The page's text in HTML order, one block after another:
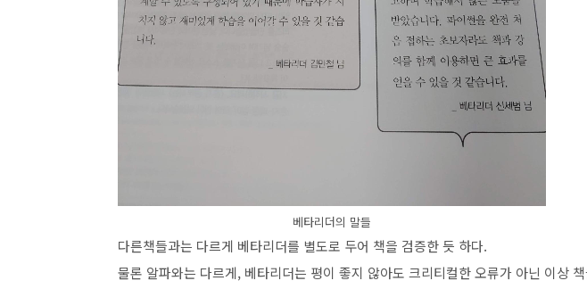
베타리더의 말들
다른책들과는 다르게 베타리더를 별도로 두어 책을 검증한 듯 하다.
물론 알파와는 다르게, 베타리더는 평이 좋지 않아도 크리티컬한 오류가 아닌 이상